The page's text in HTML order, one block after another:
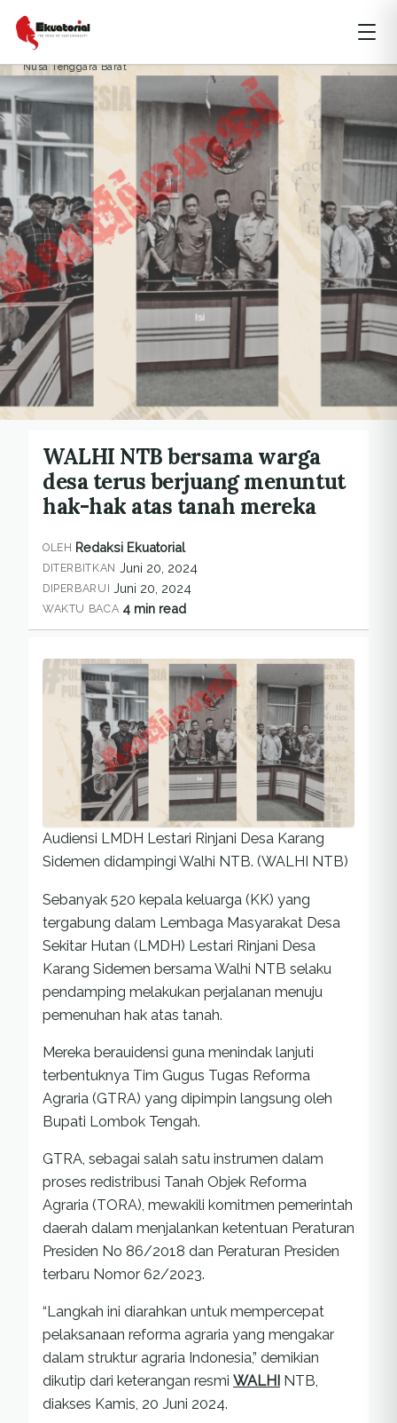
AGRARIA
Nusa Tenggara Barat
WALHI NTB bersama warga
desa terus berjuang menuntut
hak-hak atas tanah mereka
OLEH Redaksi Ekuatorial
DITERBITKAN Juni 20, 2024
DIPERBARUI Juni 20, 2024
WAKTU BACA 4 min read
Audiensi LMDH Lestari Rinjani Desa Karang
Sidemen didampingi Walhi NTB. (WALHI NTB)
Sebanyak 520 kepala keluarga (KK) yang
tergabung dalam Lembaga Masyarakat Desa
Sekitar Hutan (LMDH) Lestari Rinjani Desa
Karang Sidemen bersama Walhi NTB selaku
pendamping melakukan perjalanan menuju
pemenuhan hak atas tanah.
Mereka berauidensi guna menindak lanjuti
terbentuknya Tim Gugus Tugas Reforma
Agraria (GTRA) yang dipimpin langsung oleh
Bupati Lombok Tengah.
GTRA, sebagai salah satu instrumen dalam
proses redistribusi Tanah Objek Reforma
Agraria (TORA), mewakili komitmen pemerintah
daerah dalam menjalankan ketentuan Peraturan
Presiden No 86/2018 dan Peraturan Presiden
terbaru Nomor 62/2023.
“Langkah ini diarahkan untuk mempercepat
pelaksanaan reforma agraria yang mengakar
dalam struktur agraria Indonesia,” demikian
dikutip dari keterangan resmi WALHI NTB,
diakses Kamis, 20 Juni 2024.